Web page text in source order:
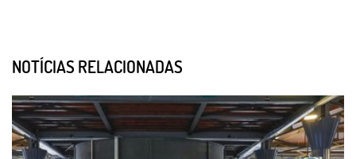
NOTÍCIAS RELACIONADAS